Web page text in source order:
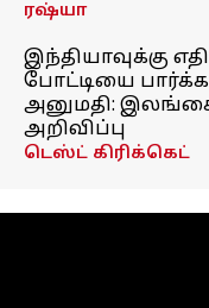
ரஷ்யா
இந்தியாவுக்கு
போட்டியை
அனுமதி: இலங்கை
அறிவிப்பு
டெஸ்ட் கிரிக்கெட்